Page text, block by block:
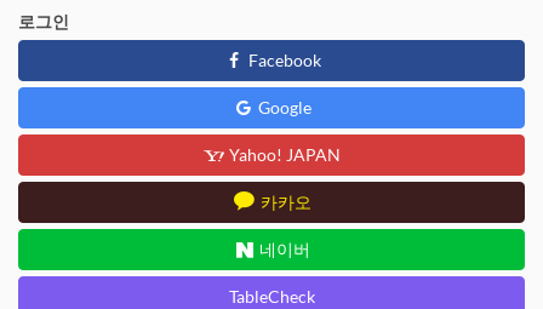
로그인
Facebook
Google
Yahoo! JAPAN
카카오
네이버
TableCheck